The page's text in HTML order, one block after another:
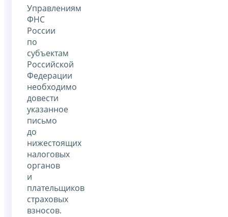
Управлениям
ФНС
России
по
субъектам
Российской
Федерации
необходимо
довести
указанное
письмо
до
нижестоящих
налоговых
органов
и
плательщиков
страховых
взносов.